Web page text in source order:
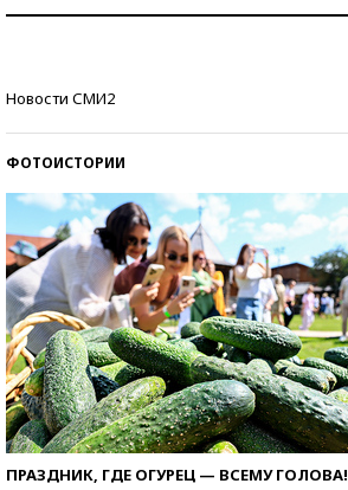
Новости СМИ2
ФОТОИСТОРИИ
ПРАЗДНИК, ГДЕ ОГУРЕЦ — ВСЕМУ ГОЛОВА!